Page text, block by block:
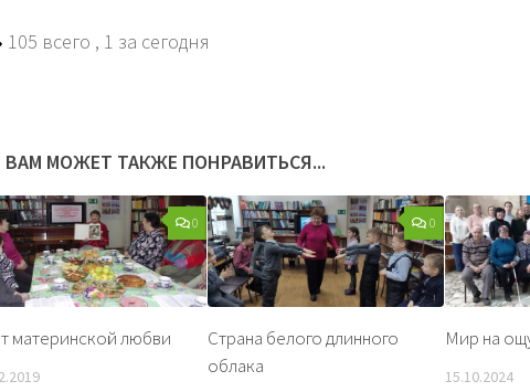
105 всего , 1 за сегодня
ВАМ МОЖЕТ ТАКЖЕ ПОНРАВИТЬСЯ...
0
материнской любви
0
Страна белого длинного
облака
Мир на
15.10.2024